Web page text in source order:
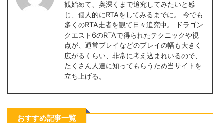
観始めて、奥深くまで追究してみたいと感
じ、個人的にRTAをしてみるまでに。 今でも
多くのRTA走者を観て日々追究中。 ドラゴン
クエスト6のRTAで得られたテクニックや視
点が、通常プレイなどのプレイの幅も大きく
広がるくらい、非常に考え込まれいるので、
たくさん人達に知ってもらうため当サイトを
立ち上げる。
おすすめ記事一覧